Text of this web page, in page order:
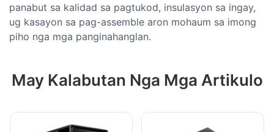
panabut sa kalidad sa pagtukod, insulasyon sa ingay,
ug kasayon ​​sa pag-assemble aron mohaum sa imong
piho nga mga panginahanglan.
May Kalabutan Nga Mga Artikulo